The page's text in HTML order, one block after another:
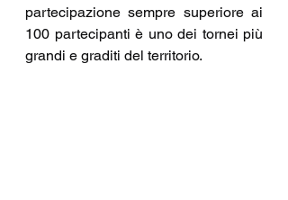
partecipazione sempre superiore ai
100 partecipanti è uno dei tornei più
grandi e graditi del territorio.